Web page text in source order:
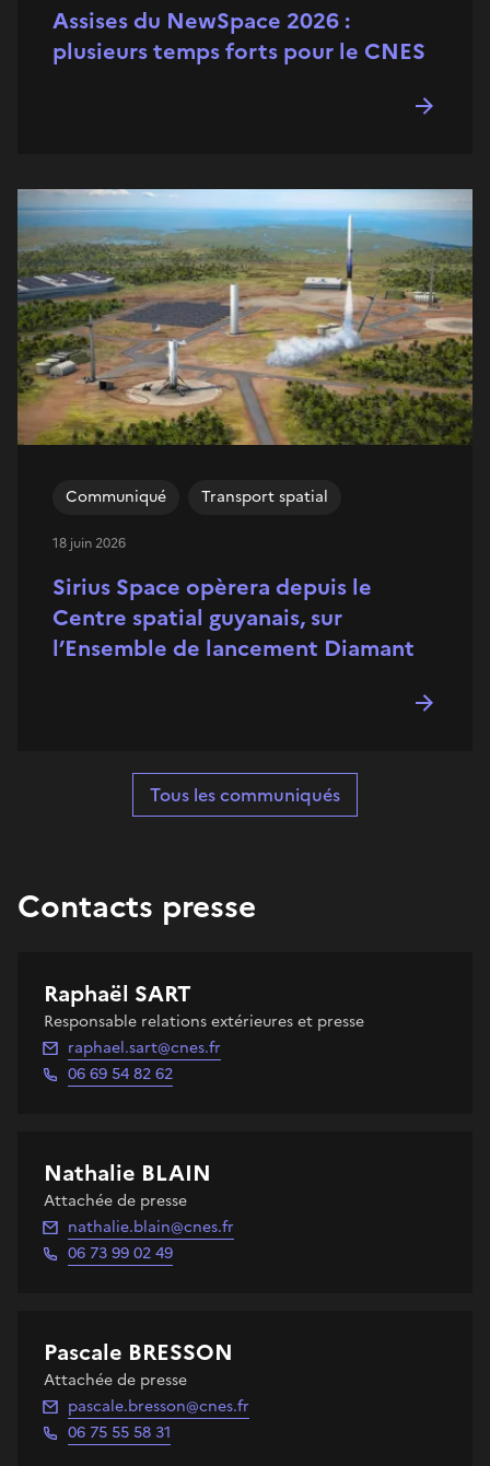
Assises du NewSpace 2026 :
plusieurs temps forts pour le CNES
Sirius Space opèrera depuis le
Centre spatial guyanais, sur
l’Ensemble de lancement Diamant
Communiqué Transport spatial
18 juin 2026
Tous les communiqués
Contacts presse
Raphaël SART
Responsable relations extérieures et presse
raphael.sart@cnes.fr
06 69 54 82 62
Nathalie BLAIN
Attachée de presse
nathalie.blain@cnes.fr
06 73 99 02 49
Pascale BRESSON
Attachée de presse
pascale.bresson@cnes.fr
06 75 55 58 31